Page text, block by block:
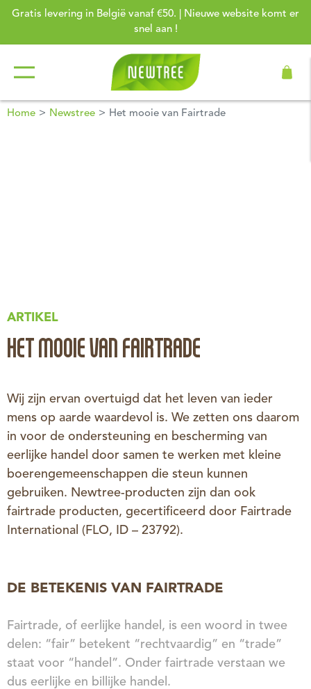
Gratis levering in België vanaf €50. | Nieuwe website komt er
snel aan !
Home Newstree Het mooie van Fairtrade
ARTIKEL
HET MOOIE VAN FAIRTRADE
Wij zijn ervan overtuigd dat het leven van ieder
mens op aarde waardevol is. We zetten ons daarom
in voor de ondersteuning en bescherming van
eerlijke handel door samen te werken met kleine
boerengemeenschappen die steun kunnen
gebruiken. Newtree-producten zijn dan ook
fairtrade producten, gecertificeerd door Fairtrade
International (FLO, ID – 23792).
DE BETEKENIS VAN FAIRTRADE
Fairtrade, of eerlijke handel, is een woord in twee
delen: “fair” betekent “rechtvaardig” en “trade”
staat voor “handel”. Onder fairtrade verstaan we
dus eerlijke en billijke handel.